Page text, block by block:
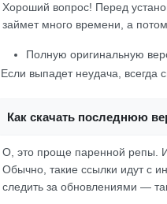
Хороший вопрос! Перед
займет много времени, а
Полную оригинальную
. Если выпадет неудача,
Как скачать последнюю
О, это проще паренной репы.
Обычно, такие ссылки идут с
следить за обновлениями —